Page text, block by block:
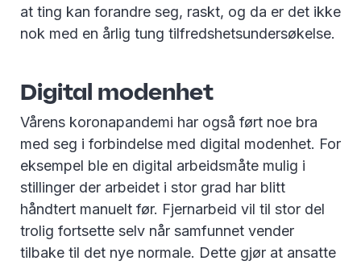
at ting kan forandre seg, raskt, og da er det ikke
nok med en årlig tung tilfredshetsundersøkelse.
Digital modenhet
Vårens koronapandemi har også ført noe bra
med seg i forbindelse med digital modenhet. For
eksempel ble en digital arbeidsmåte mulig i
stillinger der arbeidet i stor grad har blitt
håndtert manuelt før. Fjernarbeid vil til stor del
trolig fortsette selv når samfunnet vender
tilbake til det nye normale. Dette gjør at ansatte